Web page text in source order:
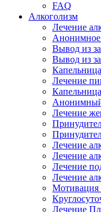
FAQ
Алкоголизм
Лечение
Анонимное
Вывод из
Вывод из
Лечение
Лечение
Лечение
Лечение
Лечение
Лечение
Мотивация
Лечение